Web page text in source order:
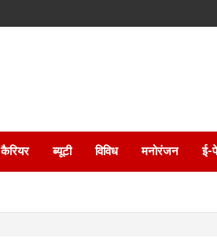
कैरियर ब्यूटी विविध मनोरंजन ई-